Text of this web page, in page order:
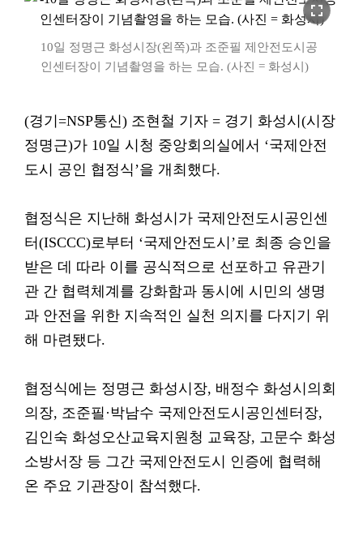
fullscreen
10일 정명근 화성시장(왼쪽)과 조준필 제안전도시공
인센터장이 기념촬영을 하는 모습. (사진 = 화성시)
(경기=NSP통신) 조현철 기자 = 경기 화성시(시장
정명근)가 10일 시청 중앙회의실에서 ‘국제안전
도시 공인 협정식’을 개최했다.
협정식은 지난해 화성시가 국제안전도시공인센
터(ISCCC)로부터 ‘국제안전도시’로 최종 승인을
받은 데 따라 이를 공식적으로 선포하고 유관기
관 간 협력체계를 강화함과 동시에 시민의 생명
과 안전을 위한 지속적인 실천 의지를 다지기 위
해 마련됐다.
협정식에는 정명근 화성시장, 배정수 화성시의회
의장, 조준필·박남수 국제안전도시공인센터장,
김인숙 화성오산교육지원청 교육장, 고문수 화성
소방서장 등 그간 국제안전도시 인증에 협력해
온 주요 기관장이 참석했다.